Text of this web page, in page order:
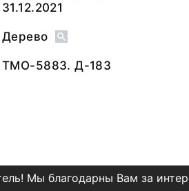
31.12.2021
Дерево
ТМО-5883. Д-183
Мы благодарны Вам за